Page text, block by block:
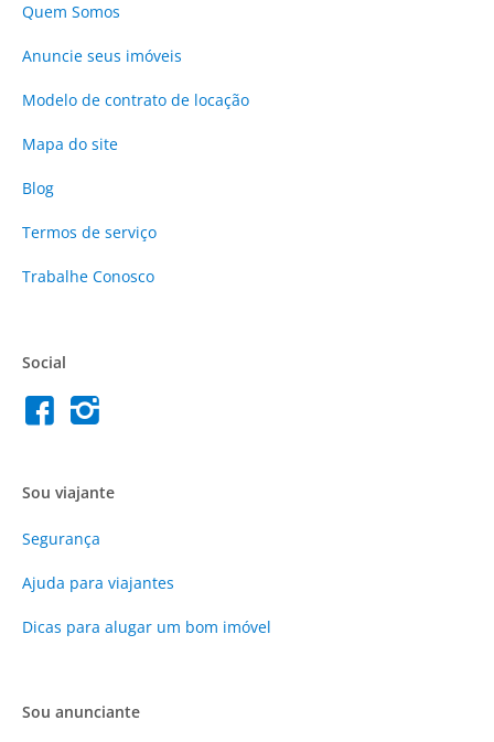
Quem Somos
Anuncie seus imóveis
Modelo de contrato de locação
Mapa do site
Blog
Termos de serviço
Trabalhe Conosco
Social
Sou viajante
Segurança
Ajuda para viajantes
Dicas para alugar um bom imóvel
Sou anunciante